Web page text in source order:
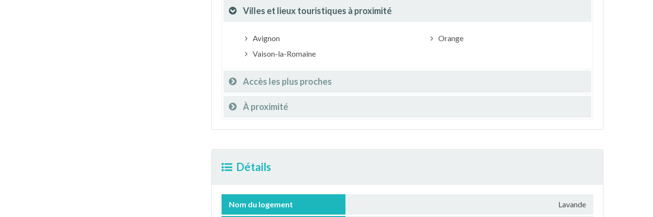
Villes et lieux touristiques à proximité
Avignon
Vaison-la-Romaine
Orange
Accès les plus proches
À proximité
Détails
Nom du logement Lavande